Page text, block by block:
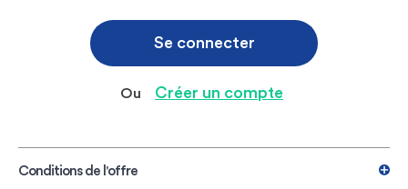
Se connecter
Ou Créer un compte
Conditions de l'offre